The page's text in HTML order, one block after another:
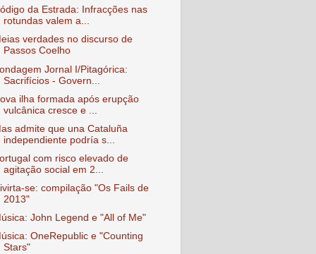
da Estrada: Infracções nas
rotundas valem a...
verdades no discurso de
Passos Coelho
Jornal I/Pitagórica:
Sacrifícios - Govern...
ilha formada após erupção
vulcânica cresce e ...
admite que una Cataluña
independiente podría s...
com risco elevado de
agitação social em 2...
se: compilação "Os Fails de
2013"
John Legend e "All of Me"
OneRepublic e "Counting
Stars"